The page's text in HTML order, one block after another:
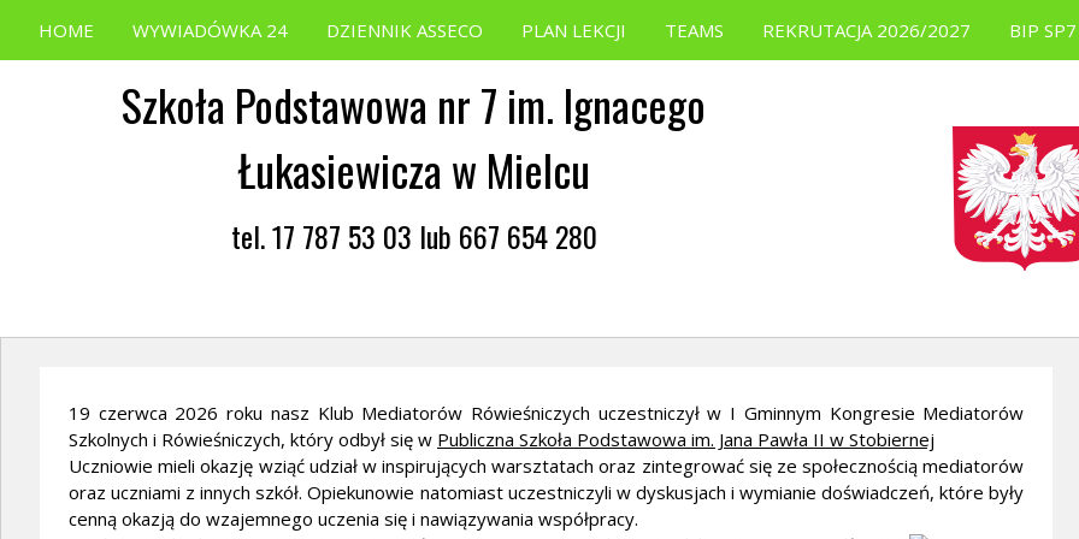
HOME WYWIADÓWKA 24 DZIENNIK ASSECO PLAN LEKCJI TEAMS REKRUTACJA 2026/2027 BIP SP7
Szkoła Podstawowa nr 7 im. Ignacego
Łukasiewicza w Mielcu
tel. 17 787 53 03 lub 667 654 280
19 czerwca 2026 roku nasz Klub Mediatorów Rówieśniczych uczestniczył w I Gminnym Kongresie Mediatorów
Szkolnych i Rówieśniczych, który odbył się w Publiczna Szkoła Podstawowa im. Jana Pawła II w Stobiernej
Uczniowie mieli okazję wziąć udział w inspirujących warsztatach oraz zintegrować się ze społecznością mediatorów
oraz uczniami z innych szkół. Opiekunowie natomiast uczestniczyli w dyskusjach i wymianie doświadczeń, które były
cenną okazją do wzajemnego uczenia się i nawiązywania współpracy.